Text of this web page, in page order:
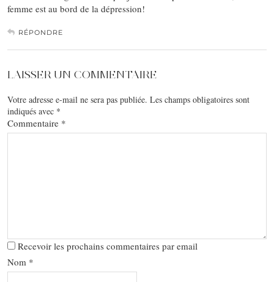
femme est au bord de la dépression!
RÉPONDRE
LAISSER UN COMMENTAIRE
Votre adresse e-mail ne sera pas publiée. Les champs obligatoires sont
indiqués avec *
Commentaire *
Recevoir les prochains commentaires par email
Nom *